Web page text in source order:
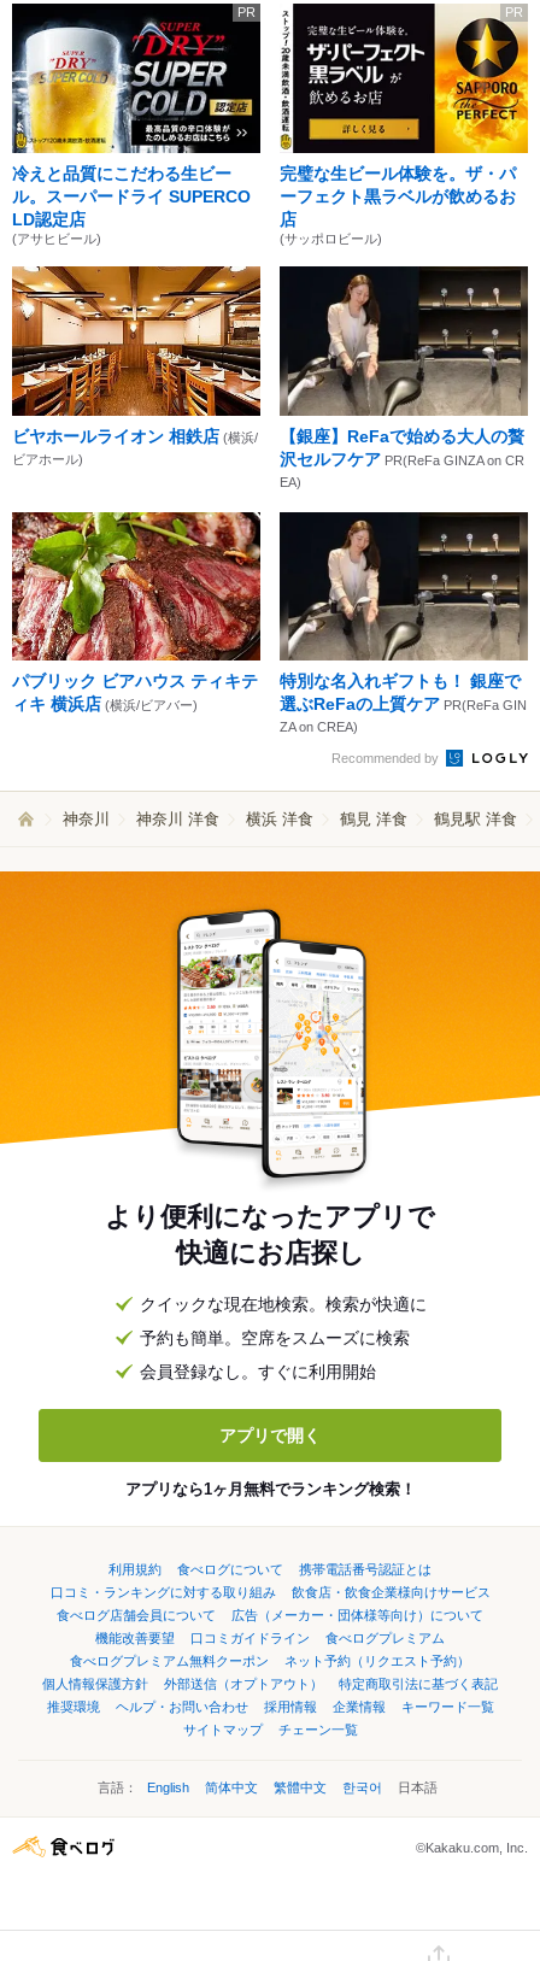
PR
冷えと品質にこだわる生ビー
ル。スーパードライ SUPERCO
LD認定店
(アサヒビール)
PR
完璧な生ビール体験を。ザ・パ
ーフェクト黒ラベルが飲めるお
店
(サッポロビール)
ビヤホールライオン 相鉄店 (横浜/
ビアホール)
【銀座】ReFaで始める大人の贅
沢セルフケア PR(ReFa GINZA on CR
EA)
パブリック ビアハウス ティキテ
ィキ 横浜店 (横浜/ビアバー)
特別な名入れギフトも！ 銀座で
選ぶReFaの上質ケア PR(ReFa GIN
ZA on CREA)
Recommended by
神奈川 神奈川 洋食 横浜 洋食 鶴見 洋食 鶴見駅 洋食
より便利になったアプリで
快適にお店探し
クイックな現在地検索。検索が快適に
予約も簡単。空席をスムーズに検索
会員登録なし。すぐに利用開始
アプリで開く
アプリなら1ヶ月無料でランキング検索！
利用規約 食べログについて
携帯電話番号認証とは
口コミ・ランキングに対する取り組み
飲食店・飲食企業様向けサービス
食べログ店舗会員について
広告（メーカー・団体様等向け）について
機能改善要望
口コミガイドライン
食べログプレミアム
食べログプレミアム無料クーポン
ネット予約（リクエスト予約）
個人情報保護方針
外部送信（オプトアウト）
特定商取引法に基づく表記
推奨環境
ヘルプ・お問い合わせ 採用情報 企業情報
キーワード一覧
サイトマップ
チェーン一覧
言語： English 简体中文 繁體中文 한국어 日本語
©Kakaku.com, Inc.